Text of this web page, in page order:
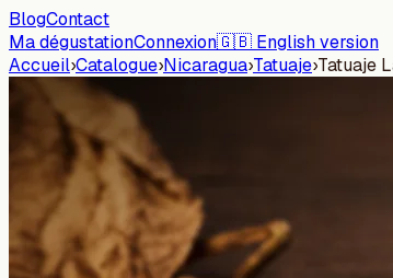
BlogContact
Ma dégustationConnexion🇬🇧 English version
Accueil›Catalogue›Nicaragua›Tatuaje›Tatuaje